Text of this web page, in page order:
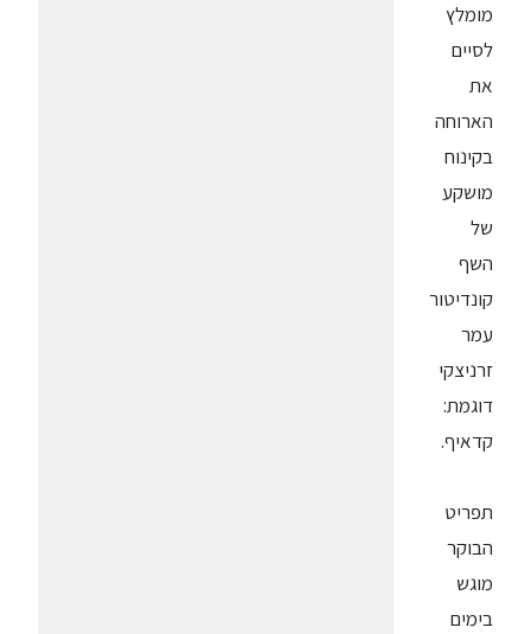
מומלץ
לסיים
את
הארוחה
בקינוח
מושקע
של
השף
קונדיטור
עמר
זרניצקי
דוגמת:
קדאיף.
תפריט
הבוקר
מוגש
בימים